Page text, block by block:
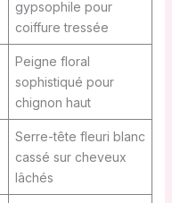
gypsophile pour
coiffure tressée
Peigne floral
sophistiqué pour
chignon haut
Serre-tête fleuri blanc
cassé sur cheveux
lâchés